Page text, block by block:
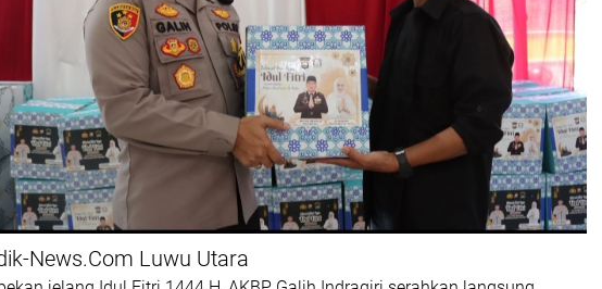
News.Com Luwu Utara